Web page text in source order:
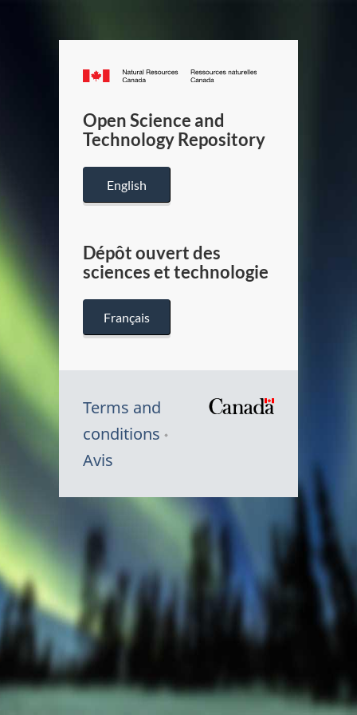
Canada.ca
/
Canada
Open Science and
Technology Repository
English
Dépôt ouvert des
sciences et technologie
Français
Terms and
conditions
Avis
Canada